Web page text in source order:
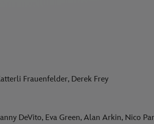
Frauenfelder, Derek Frey
DeVito, Eva Green, Alan Arkin, Nico